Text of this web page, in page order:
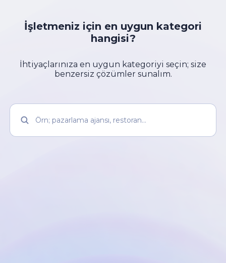
İşletmeniz için en uygun kategori
hangisi?
İhtiyaçlarınıza en uygun kategoriyi seçin; size
benzersiz çözümler sunalım.